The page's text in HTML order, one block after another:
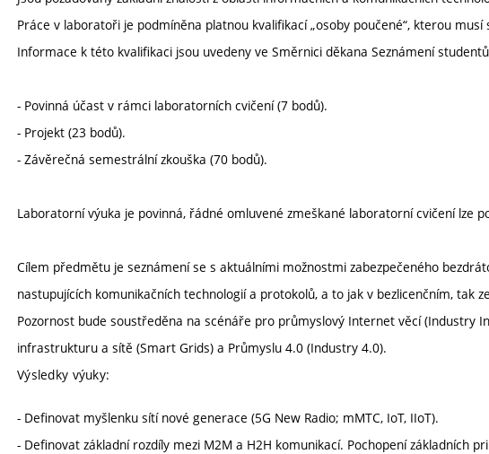
Práce v laboratoři je podmíněna platnou kvalifikací „osoby poučené“, kterou
Informace k této kvalifikaci jsou uvedeny ve Směrnici děkana Seznámení
- Povinná účast v rámci laboratorních cvičení (7 bodů).
- Projekt (23 bodů).
- Závěrečná semestrální zkouška (70 bodů).
Laboratorní výuka je povinná, řádné omluvené zmeškané laboratorní cvičení lze
Cílem předmětu je seznámení se s aktuálními možnostmi zabezpečeného
nastupujících komunikačních technologií a protokolů, a to jak v bezlicenčním, tak
Pozornost bude soustředěna na scénáře pro průmyslový Internet věcí (Industry
infrastrukturu a sítě (Smart Grids) a Průmyslu 4.0 (Industry 4.0).
Výsledky výuky:
- Definovat myšlenku sítí nové generace (5G New Radio; mMTC, IoT, IIoT).
- Definovat základní rozdíly mezi M2M a H2H komunikací. Pochopení základních